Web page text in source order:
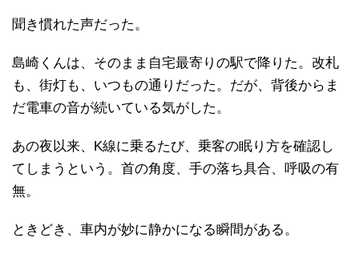
聞き慣れた声だった。
島崎くんは、そのまま自宅最寄りの駅で降りた。改札
も、街灯も、いつもの通りだった。だが、背後からま
だ電車の音が続いている気がした。
あの夜以来、K線に乗るたび、乗客の眠り方を確認し
てしまうという。首の角度、手の落ち具合、呼吸の有
無。
ときどき、車内が妙に静かになる瞬間がある。